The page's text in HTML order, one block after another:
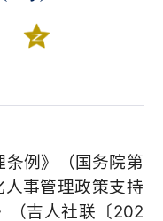
例》（国务院第
事管理政策支持
（吉人社联〔202